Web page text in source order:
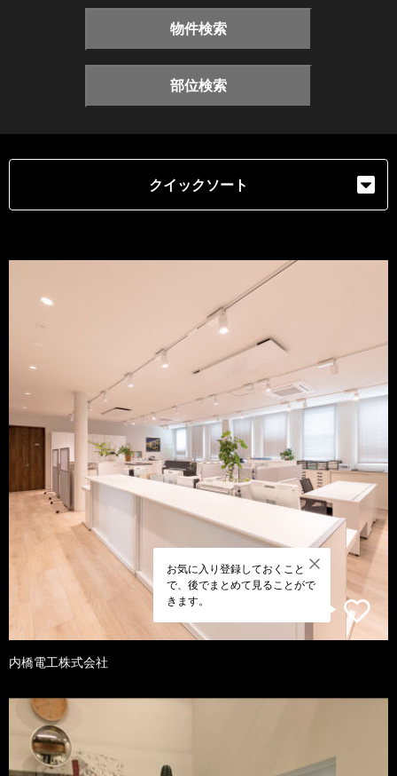
物件検索
部位検索
クイックソート
お気に入り登録しておくこと
で、後でまとめて見ることがで
きます。
内橋電工株式会社